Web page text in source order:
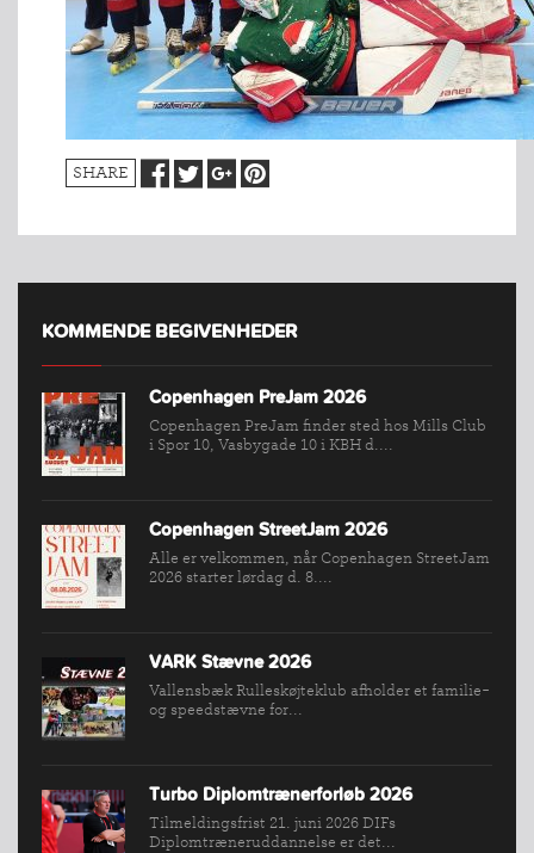
INDMELDELSE
BREDDEPULJE
NYHEDER
KLUB
SPORTSGRENE
FORBUNDET
VÆRKTØJSKASSEN
KONKURRENCER
SHARE
KOMMENDE BEGIVENHEDER
Copenhagen PreJam 2026
Copenhagen PreJam finder sted hos Mills Club
i Spor 10, Vasbygade 10 i KBH d....
Copenhagen StreetJam 2026
Alle er velkommen, når Copenhagen StreetJam
2026 starter lørdag d. 8....
VARK Stævne 2026
Vallensbæk Rulleskøjteklub afholder et familie-
og speedstævne for...
Turbo Diplomtrænerforløb 2026
Tilmeldingsfrist 21. juni 2026 DIFs
Diplomtræneruddannelse er det...